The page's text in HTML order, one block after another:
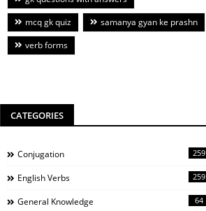
mcq gk quiz
samanya gyan ke prashn
verb forms
CATEGORIES
Conjugation 259
English Verbs 259
General Knowledge 64